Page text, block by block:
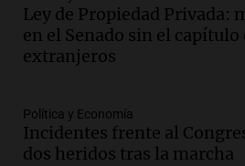
La Cadena del Gol
Episodios
Audio.Débora Blanca,
mano es muy peligroso”
La Argentina, hoy
Episodios
Ley de Propiedad Privada:
en el Senado sin el
extranjeros
Política y Economía
Incidentes frente al
dos heridos tras la marcha